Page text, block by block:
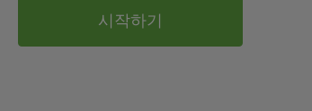
시작하기